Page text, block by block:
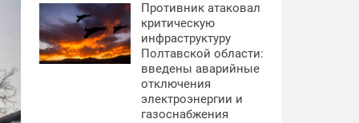
Противник атаковал
критическую
инфраструктуру
Полтавской области:
введены аварийные
отключения
электроэнергии и
газоснабжения